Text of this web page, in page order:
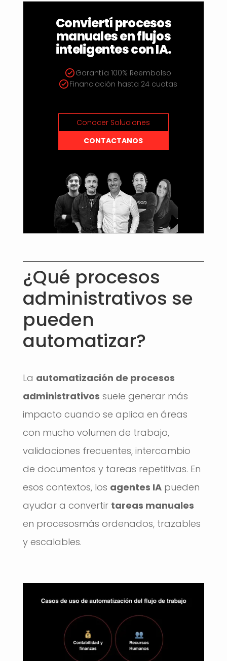
Conviertí procesos
manuales en flujos
inteligentes con IA.
Garantía 100% Reembolso
Financiación hasta 24 cuotas
Conocer Soluciones
CONTACTANOS
¿Qué procesos
administrativos se
pueden
automatizar?
La automatización de procesos
administrativos suele generar más
impacto cuando se aplica en áreas
con mucho volumen de trabajo,
validaciones frecuentes, intercambio
de documentos y tareas repetitivas. En
esos contextos, los agentes IApueden
ayudar a convertir tareas manuales
en procesosmás ordenados, trazables
y escalables.